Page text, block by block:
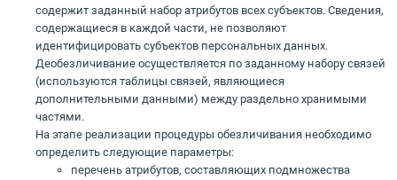
содержит заданный набор атрибутов всех субъектов. Сведения,
содержащиеся в каждой части, не позволяют
идентифицировать субъектов персональных данных.
Деобезличивание осуществляется по заданному набору связей
(используются таблицы связей, являющиеся
дополнительными данными) между раздельно хранимыми
частями.
На этапе реализации процедуры обезличивания необходимо
определить следующие параметры:
перечень атрибутов, составляющих подмножества